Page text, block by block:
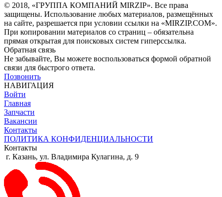
© 2018, «ГРУППА КОМПАНИЙ MIRZIP». Все права
защищены. Использование любых материалов, размещённых
на сайте, разрешается при условии ссылки на «MIRZIP.COM».
При копировании материалов со страниц – обязательна
прямая открытая для поисковых систем гиперссылка.
Обратная связь
Не забывайте, Вы можете воспользоваться формой обратной
связи для быстрого ответа.
Позвонить
НАВИГАЦИЯ
Войти
Главная
Запчасти
Вакансии
Контакты
ПОЛИТИКА КОНФИДЕНЦИАЛЬНОСТИ
Контакты
г. Казань, ул. Владимира Кулагина, д. 9